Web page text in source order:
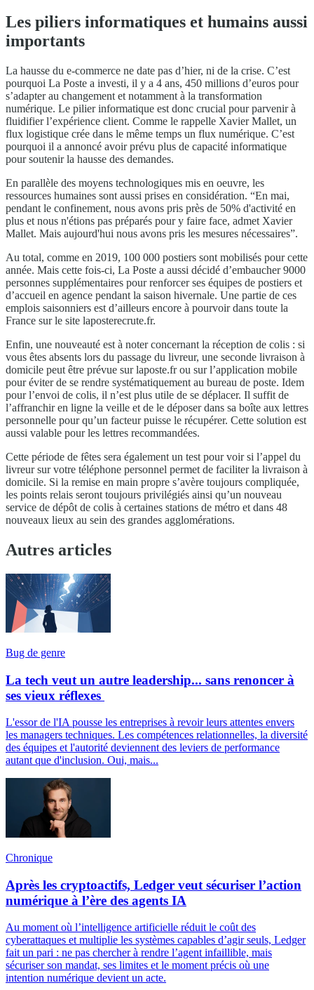
Les piliers informatiques et humains aussi
importants
La hausse du e-commerce ne date pas d’hier, ni de la crise. C’est
pourquoi La Poste a investi, il y a 4 ans, 450 millions d’euros pour
s’adapter au changement et notamment à la transformation
numérique. Le pilier informatique est donc crucial pour parvenir à
fluidifier l’expérience client. Comme le rappelle Xavier Mallet, un
flux logistique crée dans le même temps un flux numérique. C’est
pourquoi il a annoncé avoir prévu plus de capacité informatique
pour soutenir la hausse des demandes.
En parallèle des moyens technologiques mis en oeuvre, les
ressources humaines sont aussi prises en considération. “En mai,
pendant le confinement, nous avons pris près de 50% d'activité en
plus et nous n'étions pas préparés pour y faire face, admet Xavier
Mallet. Mais aujourd'hui nous avons pris les mesures nécessaires”.
Au total, comme en 2019, 100 000 postiers sont mobilisés pour cette
année. Mais cette fois-ci, La Poste a aussi décidé d’embaucher 9000
personnes supplémentaires pour renforcer ses équipes de postiers et
d’accueil en agence pendant la saison hivernale. Une partie de ces
emplois saisonniers est d’ailleurs encore à pourvoir dans toute la
France sur le site laposterecrute.fr.
Enfin, une nouveauté est à noter concernant la réception de colis : si
vous êtes absents lors du passage du livreur, une seconde livraison à
domicile peut être prévue sur laposte.fr ou sur l’application mobile
pour éviter de se rendre systématiquement au bureau de poste. Idem
pour l’envoi de colis, il n’est plus utile de se déplacer. Il suffit de
l’affranchir en ligne la veille et de le déposer dans sa boîte aux lettres
personnelle pour qu’un facteur puisse le récupérer. Cette solution est
aussi valable pour les lettres recommandées.
Cette période de fêtes sera également un test pour voir si l’appel du
livreur sur votre téléphone personnel permet de faciliter la livraison à
domicile. Si la remise en main propre s’avère toujours compliquée,
les points relais seront toujours privilégiés ainsi qu’un nouveau
service de dépôt de colis à certaines stations de métro et dans 48
nouveaux lieux au sein des grandes agglomérations.
Autres articles
Bug de genre
La tech veut un autre leadership... sans renoncer à
ses vieux réflexes
L'essor de l'IA pousse les entreprises à revoir leurs attentes envers
les managers techniques. Les compétences relationnelles, la diversité
des équipes et l'autorité deviennent des leviers de performance
autant que d'inclusion. Oui, mais...
Chronique
Après les cryptoactifs, Ledger veut sécuriser l’action
numérique à l’ère des agents IA
Au moment où l’intelligence artificielle réduit le coût des
cyberattaques et multiplie les systèmes capables d’agir seuls, Ledger
fait un pari : ne pas chercher à rendre l’agent infaillible, mais
sécuriser son mandat, ses limites et le moment précis où une
intention numérique devient un acte.